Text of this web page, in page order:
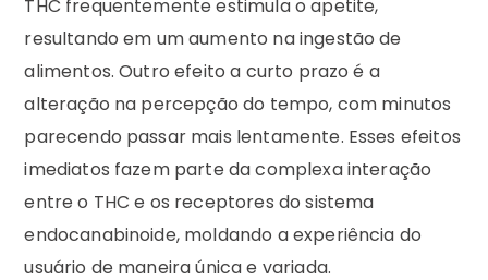
THC frequentemente estimula o apetite,
resultando em um aumento na ingestão de
alimentos. Outro efeito a curto prazo é a
alteração na percepção do tempo, com minutos
parecendo passar mais lentamente. Esses efeitos
imediatos fazem parte da complexa interação
entre o THC e os receptores do sistema
endocanabinoide, moldando a experiência do
usuário de maneira única e variada.